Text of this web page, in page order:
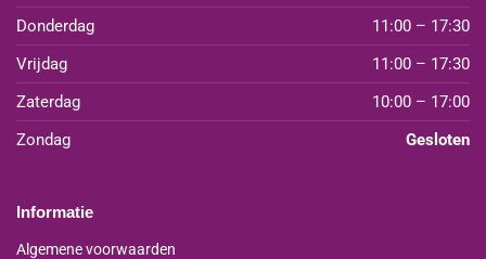
Donderdag
11:00 – 17:30
Vrijdag
11:00 – 17:30
Zaterdag
10:00 – 17:00
Zondag
Gesloten
Informatie
Algemene voorwaarden